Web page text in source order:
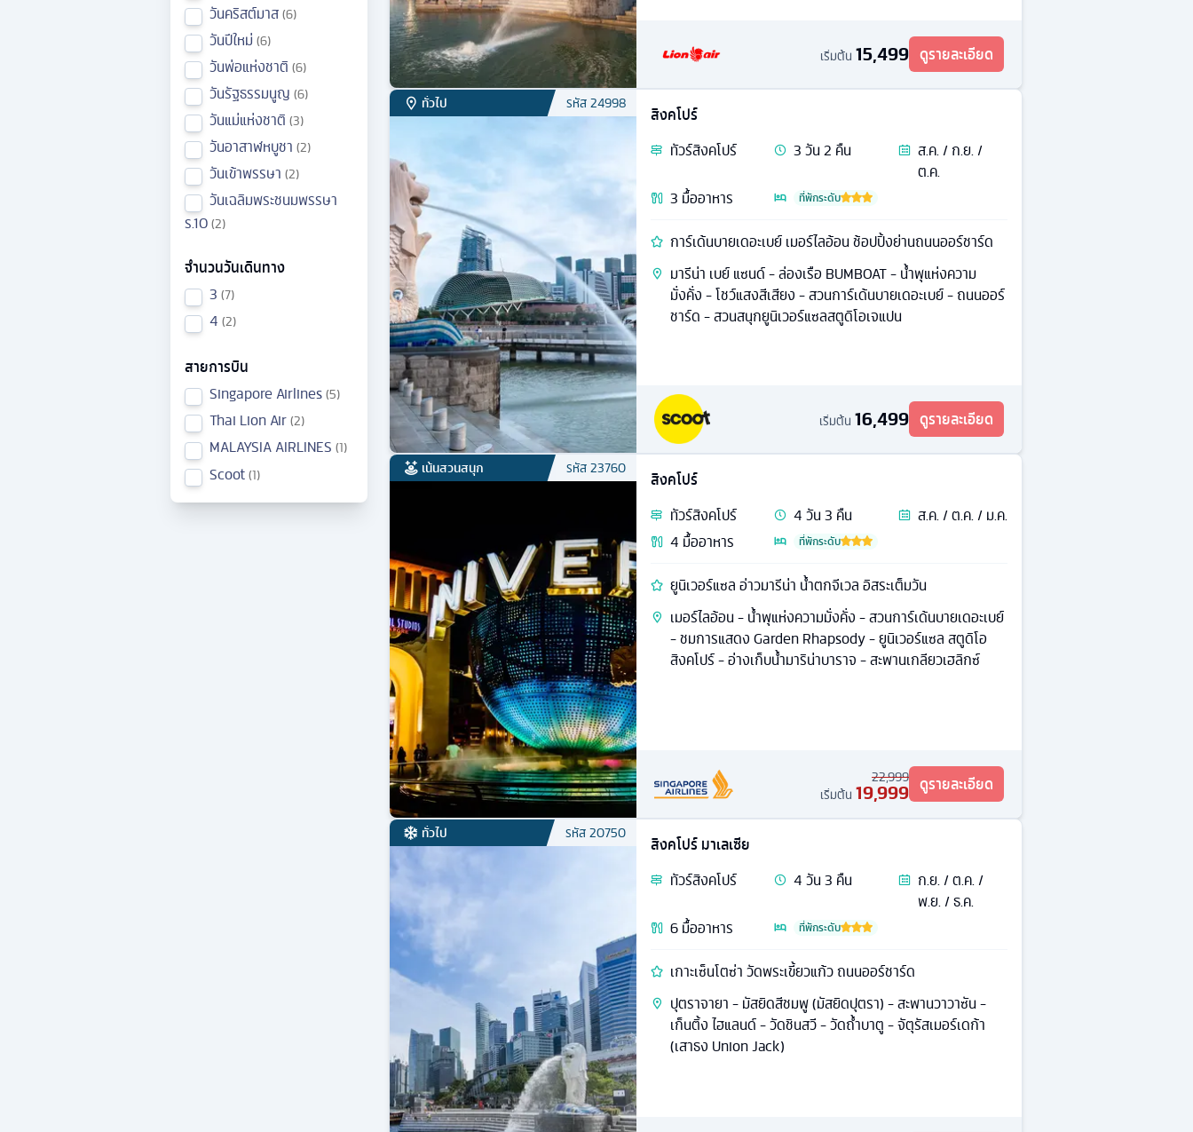
วันคริสต์มาส 6
วันปีใหม่ 6
วันพ่อแห่งชาติ 6
วันรัฐธรรมนูญ 6
วันแม่แห่งชาติ 3
วันอาสาฬหบูชา 2
วันเข้าพรรษา 2
วันเฉลิมพระชนมพรรษา
ร.10 2
จำนวนวันเดินทาง
3 7
4 2
สายการบิน
Singapore Airlines 5
Thai Lion Air 2
MALAYSIA AIRLINES 1
Scoot 1
เริ่มต้น 15,499 ดูรายละเอียด
ทั่วไป รหัส24998
สิงคโปร์
ทัวร์สิงคโปร์ 3วัน2 คืน
ส.ค. / ก.ย. /
ต.ค.
3 มื้ออาหาร ที่พักระดับ
การ์เด้นบายเดอะเบย์ เมอร์ไลอ้อน ช้อปปิ้งย่านถนนออร์ชาร์ด
มารีน่า เบย์ แซนด์ - ล่องเรือ BUMBOAT - นํ้าพุแห่งความ
มั่งคั่ง - โชว์แสงสีเสียง - สวนการ์เด้นบายเดอะเบย์ - ถนนออร์
ชาร์ด - สวนสนุกยูนิเวอร์แซลสตูดิโอเจแปน
เริ่มต้น 16,499 ดูรายละเอียด
เน้นสวนสนุก รหัส23760
สิงคโปร์
ทัวร์สิงคโปร์ 4วัน3 คืน
ส.ค. / ต.ค. / ม.ค.
4 มื้ออาหาร ที่พักระดับ
ยูนิเวอร์แซล อ่าวมารีน่า น้ำตกจีเวล อิสระเต็มวัน
เมอร์ไลอ้อน - น้ำพุแห่งความมั่งคั่ง - สวนการ์เด้นบายเดอะเบย์
- ชมการแสดง Garden Rhapsody - ยูนิเวอร์แซล สตูดิโอ
สิงคโปร์ - อ่างเก็บน้ำมาริน่าบาราจ - สะพานเกลียวเฮลิกซ์
22,999
เริ่มต้น 19,999 ดูรายละเอียด
ทั่วไป รหัส20750
สิงคโปร์ มาเลเซีย
ทัวร์สิงคโปร์ 4วัน3 คืน
ก.ย. / ต.ค. /
พ.ย. / ธ.ค.
6มื้ออาหาร ที่พักระดับ
เกาะเซ็นโตซ่า วัดพระเขี้ยวแก้ว ถนนออร์ชาร์ด
ปุตราจายา - มัสยิดสีชมพู (มัสยิดปุตรา) - สะพานวาวาซัน -
เก็นติ้ง ไฮแลนด์ - วัดชินสวี - วัดถํ้าบาตู - จัตุรัสเมอร์เดก้า
(เสาธง Union Jack)